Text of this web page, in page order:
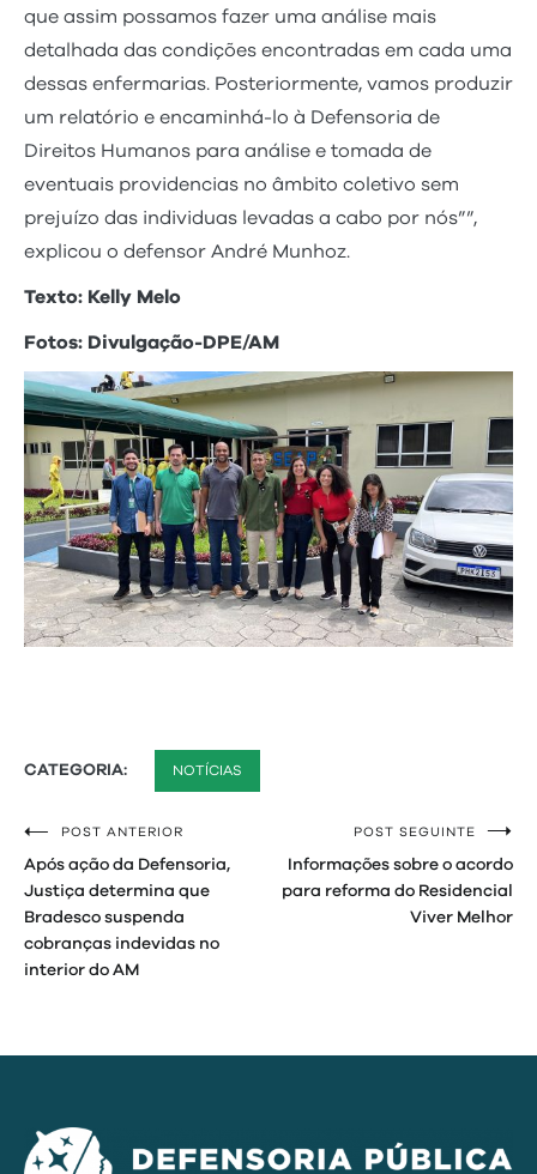
que assim possamos fazer uma análise mais
detalhada das condições encontradas em cada uma
dessas enfermarias. Posteriormente, vamos produzir
um relatório e encaminhá-lo à Defensoria de
Direitos Humanos para análise e tomada de
eventuais providencias no âmbito coletivo sem
prejuízo das individuas levadas a cabo por nós””,
explicou o defensor André Munhoz.
Texto: Kelly Melo
Fotos: Divulgação-DPE/AM
CATEGORIA: NOTÍCIAS
Navegação
de
Post
POST ANTERIOR
Após ação da Defensoria,
Justiça determina que
Bradesco suspenda
cobranças indevidas no
interior do AM
POST SEGUINTE
Informações sobre o acordo
para reforma do Residencial
Viver Melhor